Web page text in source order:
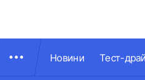
Новини Тест-